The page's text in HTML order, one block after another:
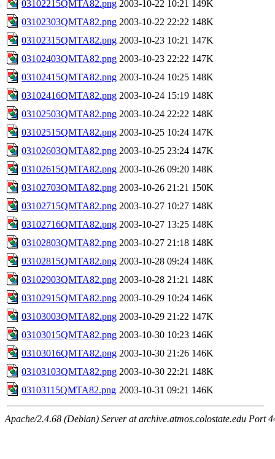
03102215QMTA82.png 2003-10-22 10:21 149K
03102303QMTA82.png 2003-10-22 22:22 148K
03102315QMTA82.png 2003-10-23 10:21 147K
03102403QMTA82.png 2003-10-23 22:22 147K
03102415QMTA82.png 2003-10-24 10:25 148K
03102416QMTA82.png 2003-10-24 15:19 148K
03102503QMTA82.png 2003-10-24 22:22 148K
03102515QMTA82.png 2003-10-25 10:24 147K
03102603QMTA82.png 2003-10-25 23:24 147K
03102615QMTA82.png 2003-10-26 09:20 148K
03102703QMTA82.png 2003-10-26 21:21 150K
03102715QMTA82.png 2003-10-27 10:27 148K
03102716QMTA82.png 2003-10-27 13:25 148K
03102803QMTA82.png 2003-10-27 21:18 148K
03102815QMTA82.png 2003-10-28 09:24 148K
03102903QMTA82.png 2003-10-28 21:21 148K
03102915QMTA82.png 2003-10-29 10:24 146K
03103003QMTA82.png 2003-10-29 21:22 147K
03103015QMTA82.png 2003-10-30 10:23 146K
03103016QMTA82.png 2003-10-30 21:26 146K
03103103QMTA82.png 2003-10-30 22:21 148K
03103115QMTA82.png 2003-10-31 09:21 146K
Apache/2.4.68 (Debian) Server at archive.atmos.colostate.edu Port